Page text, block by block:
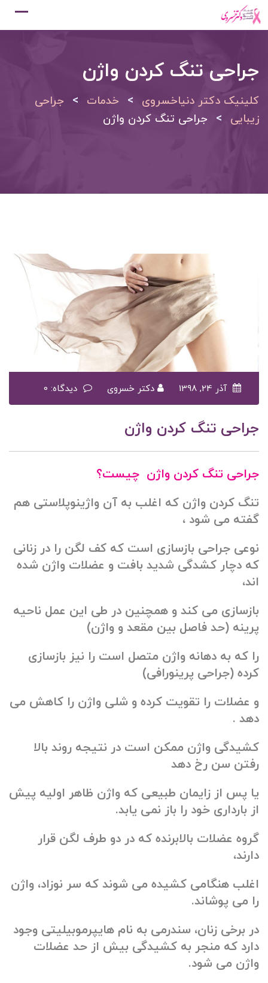
Skip
to
جراحی تنگ کردن واژن
کلینیک دکتر دنیاخسروی > خدمات > جراحی
زیبایی
> جراحی تنگ کردن واژن
آذر 24, 1398 دکتر خسروی دیدگاه: 0
جراحی تنگ کردن واژن
جراحی تنگ کردن واژن چیست؟
تنگ کردن واژن که اغلب به آن واژینوپلاستی هم
گفته می شود ،
نوعی جراحی بازسازی است که کف لگن را در زنانی
که دچار کشدگی شدید بافت و عضلات واژن شده
اند،
بازسازی می کند و همچنین در طی این عمل ناحیه
پرینه (حد فاصل بین مقعد و واژن)
را که به دهانه واژن متصل است را نیز بازسازی
کرده (جراحی پرینورافی)
و عضلات را تقویت کرده و شلی واژن را کاهش می
دهد .
کشیدگی واژن ممکن است در نتیجه روند بالا
رفتن سن رخ دهد
یا پس از زایمان طبیعی که واژن ظاهر اولیه پیش
از بارداری خود را باز نمی یابد.
گروه عضلات بالابرنده که در دو طرف لگن قرار
دارند،
اغلب هنگامی کشیده می شوند که سر نوزاد، واژن
را می پوشاند.
در برخی زنان، سندرمی به نام هایپرموبیلیتی وجود
دارد که منجر به کشیدگی بیش از حد عضلات
واژن می شود.